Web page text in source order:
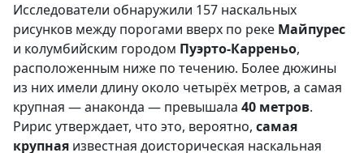
Исследователи обнаружили 157 наскальных
рисунков между порогами вверх по реке Майпурес
и колумбийским городом Пуэрто-Карреньо,
расположенным ниже по течению. Более дюжины
из них имели длину около четырёх метров, а самая
крупная — анаконда — превышала 40 метров.
Ририс утверждает, что это, вероятно, самая
крупная известная доисторическая наскальная